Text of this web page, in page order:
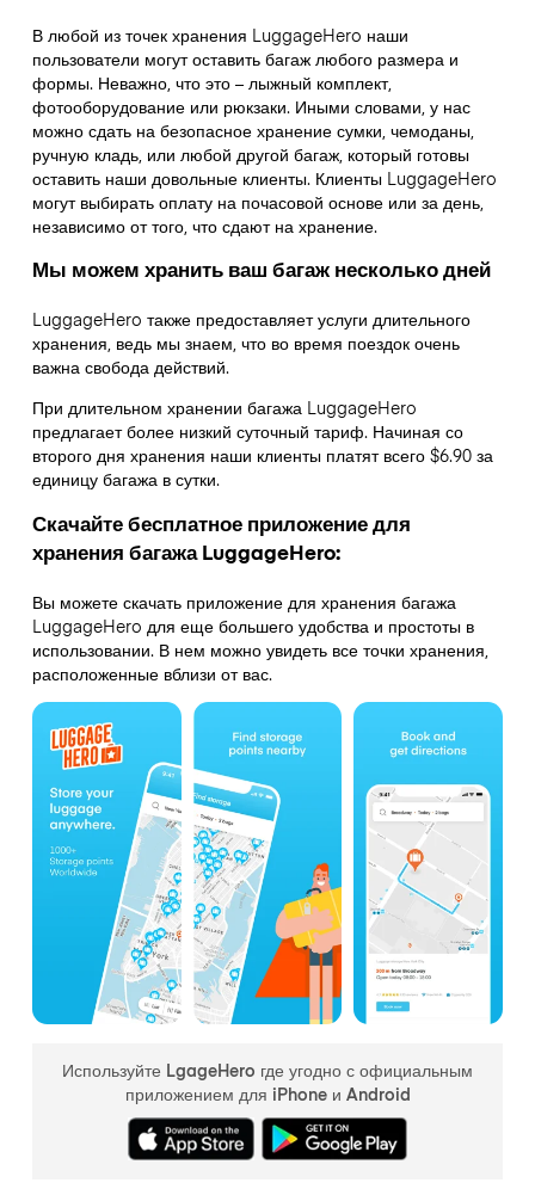
В любой из точек хранения LuggageHero наши
пользователи могут оставить багаж любого размера и
формы. Неважно, что это – лыжный комплект,
фотооборудование или рюкзаки. Иными словами, у нас
можно сдать на безопасное хранение сумки, чемоданы,
ручную кладь, или любой другой багаж, который готовы
оставить наши довольные клиенты. Клиенты LuggageHero
могут выбирать оплату на почасовой основе или за день,
независимо от того, что сдают на хранение.
Мы можем хранить ваш багаж несколько дней
LuggageHero также предоставляет услуги длительного
хранения, ведь мы знаем, что во время поездок очень
важна свобода действий.
При длительном хранении багажа LuggageHero
предлагает более низкий суточный тариф. Начиная со
второго дня хранения наши клиенты платят всего $6.90 за
единицу багажа в сутки.
Скачайте бесплатное приложение для
хранения багажа LuggageHero:
Вы можете скачать приложение для хранения багажа
LuggageHero для еще большего удобства и простоты в
использовании. В нем можно увидеть все точки хранения,
расположенные вблизи от вас.
Используйте LgageHero где угодно с официальным
приложением для iPhone и Android